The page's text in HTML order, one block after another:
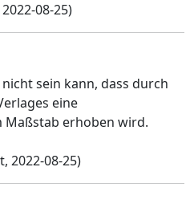
08-25)
sein kann, dass durch
eine
erhoben wird.
2022-08-25)